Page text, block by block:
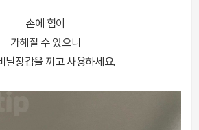
손에 힘이
가해질 수 있으니
닐장갑을 끼고 사용하세요.